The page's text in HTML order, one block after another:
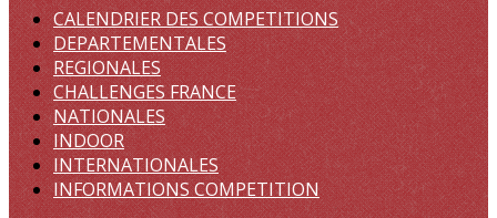
CALENDRIER DES COMPETITIONS
DEPARTEMENTALES
REGIONALES
CHALLENGES FRANCE
NATIONALES
INDOOR
INTERNATIONALES
INFORMATIONS COMPETITION